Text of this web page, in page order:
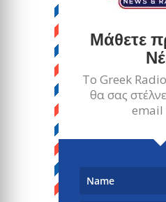
Μάθετε
Το Greek
θα σας
email